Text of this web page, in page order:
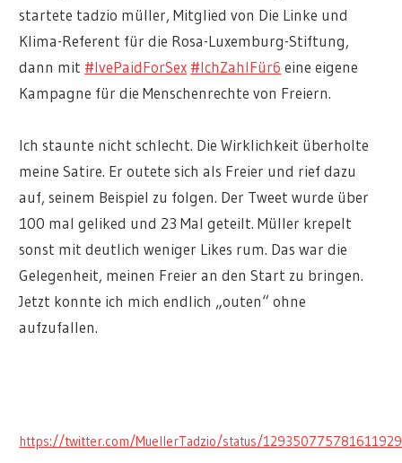
startete tadzio müller, Mitglied von Die Linke und
Klima-Referent für die Rosa-Luxemburg-Stiftung,
dann mit #IvePaidForSex #IchZahlFür6 eine eigene
Kampagne für die Menschenrechte von Freiern.
Ich staunte nicht schlecht. Die Wirklichkeit überholte
meine Satire. Er outete sich als Freier und rief dazu
auf, seinem Beispiel zu folgen. Der Tweet wurde über
100 mal geliked und 23 Mal geteilt. Müller krepelt
sonst mit deutlich weniger Likes rum. Das war die
Gelegenheit, meinen Freier an den Start zu bringen.
Jetzt konnte ich mich endlich „outen“ ohne
aufzufallen.
https://twitter.com/MuellerTadzio/status/